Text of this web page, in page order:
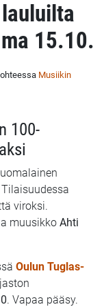
15.10.
Musiikin
100-
viroksi.
muusikko Ahti
Oulun Tuglas-
. Vapaa pääsy.